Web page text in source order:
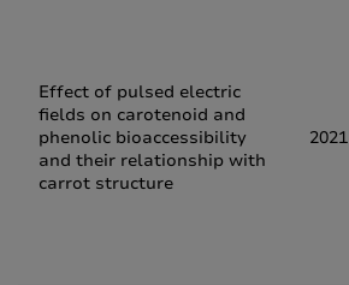
Effect of pulsed electric
fields on carotenoid and
phenolic bioaccessibility
and their relationship with
carrot structure
2021